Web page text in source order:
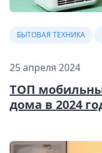
БЫТОВАЯ ТЕХНИКА
25 апреля 2024
ТОП
дома в 2024